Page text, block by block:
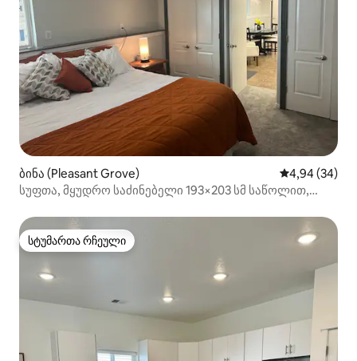
ბინა (Pleasant Grove) საშუალო
4,94 (34)
სუფთა, მყუდრო საძინებელი 193×203 სმ საწოლით,
სტუმართა რჩეული
სტუმართა რჩეული